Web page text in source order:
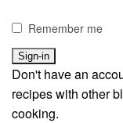
Remember me
Don't have an
recipes with other
cooking.